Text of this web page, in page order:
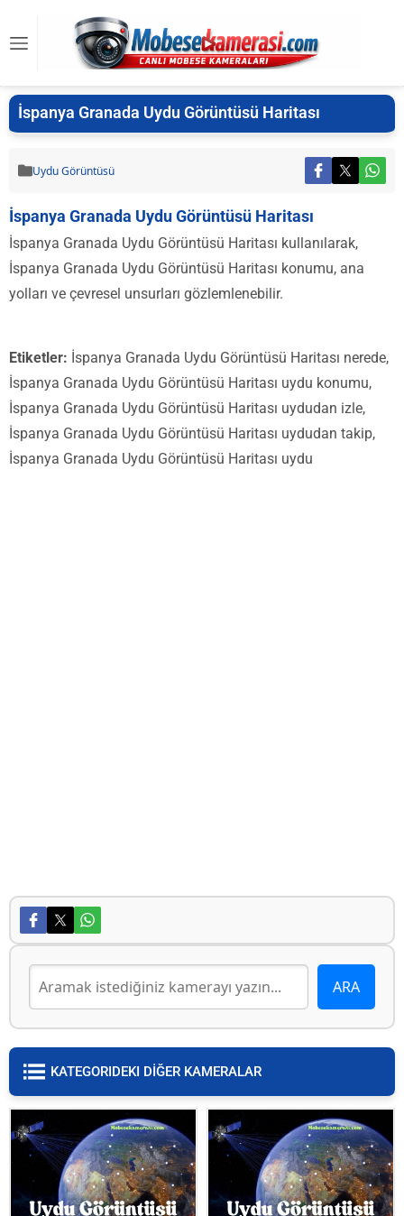
İspanya Granada Uydu Görüntüsü Haritası
Uydu Görüntüsü
İspanya Granada Uydu Görüntüsü Haritası
İspanya Granada Uydu Görüntüsü Haritası kullanılarak,
İspanya Granada Uydu Görüntüsü Haritası konumu, ana
yolları ve çevresel unsurları gözlemlenebilir.
Etiketler: İspanya Granada Uydu Görüntüsü Haritası nerede,
İspanya Granada Uydu Görüntüsü Haritası uydu konumu,
İspanya Granada Uydu Görüntüsü Haritası uydudan izle,
İspanya Granada Uydu Görüntüsü Haritası uydudan takip,
İspanya Granada Uydu Görüntüsü Haritası uydu
KATEGORIDEKI DİĞER KAMERALAR